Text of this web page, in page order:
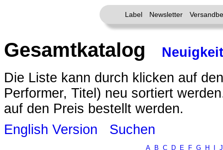
Label Newsletter
Gesamtkatalog
Die Liste kann durch klicken auf
Performer, Titel) neu sortiert
auf den Preis bestellt werden.
English Version
Suchen
A B C D E F G H J